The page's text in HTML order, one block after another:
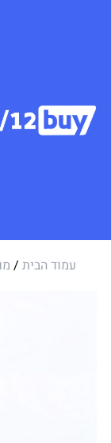
עמוד הבית/